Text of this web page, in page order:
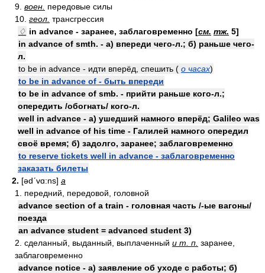
9. воен. передовые силы
10. геол. трансгрессия
♢ in advance - заранее, заблаговременно [см. тж. 5]
in advance of smth. - а) впереди чего-л.; б) раньше чего-
л.
to be in advance - идти вперёд, спешить ( о часах)
to be in advance of - быть впереди
to be in advance of smb. - прийти раньше кого-л.;
опередить /обогнать/ кого-л.
well in advance - а) ушедший намного вперёд; Galileo was
well in advance of his time - Галилей намного опередил
своё время; б) задолго, заранее; заблаговременно
to reserve tickets well in advance - заблаговременно
заказать билеты
2. [ədʹvɑ:ns] a
1. передний, передовой, головной
advance section of a train - головная часть /-ые вагоны/
поезда
an advance student = advanced student 3)
2. сделанный, выданный, выплаченный и т. п. заранее,
заблаговременно
advance notice - а) заявление об уходе с работы; б)